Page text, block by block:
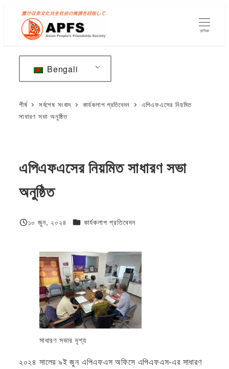
বিষয়বস্তুতে
তালিকা
Bengali
শীর্ষ সর্বশেষ সংবাদ কার্যকলাপ প্রতিবেদন
এপিএফএসের নিয়মিত
সাধারণ সভা অনুষ্ঠিত
এপিএফএসের নিয়মিত সাধারণ সভা
অনুষ্ঠিত
প্রকাশিত
১০ জুন, ২০২৪ ফিজিওলজি বা দেহতত্ত্ব
কার্যকলাপ প্রতিবেদন
সাধারণ সভার দৃশ্য
২০২৪ সালের ৯ই জুন এপিএফএস অফিসে এপিএফএস-এর সাধারণ